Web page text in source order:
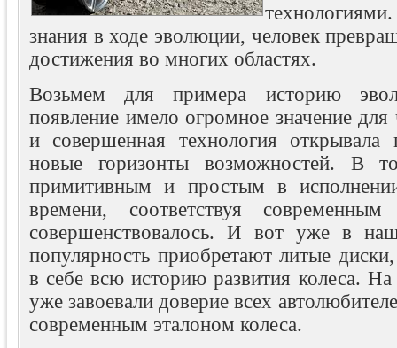
знания в ходе эволюции, человек
достижения во многих областях.
Возьмем для примера историю
появление имело огромное значение для
и совершенная технология открывала
новые горизонты возможностей. В
примитивным и простым в
времени, соответствуя
совершенствовалось. И вот уже в
популярность приобретают литые
в себе всю историю развития колеса.
уже завоевали доверие всех
современным эталоном колеса.